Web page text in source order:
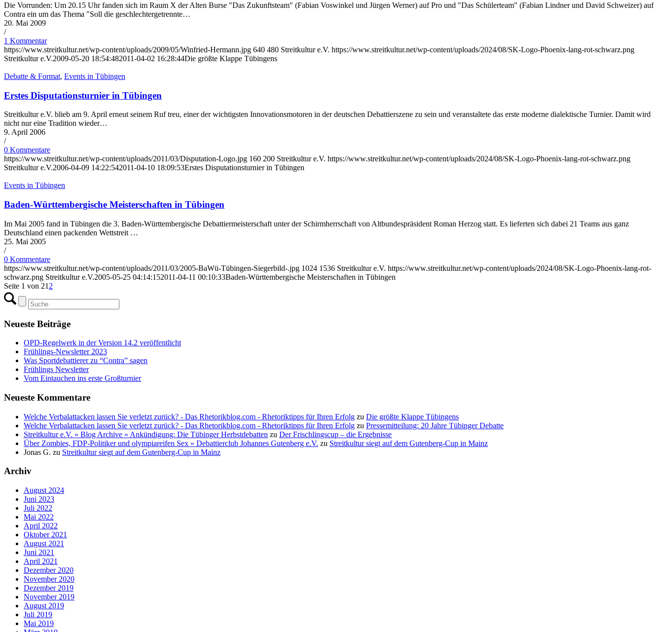
Die Vorrunden: Um 20.15 Uhr fanden sich im Raum X der Alten Burse "Das Zukunftsteam" (Fabian Voswinkel und Jürgen Werner) auf Pro und "Das Schülerteam" (Fabian Lindner und David Schweizer) auf
Contra ein um das Thema "Soll die geschlechtergetrennte…
20. Mai 2009
/
1 Kommentar
https://www.streitkultur.net/wp-content/uploads/2009/05/Winfried-Hermann.jpg 640 480 Streitkultur e.V. https://www.streitkultur.net/wp-content/uploads/2024/08/SK-Logo-Phoenix-lang-rot-schwarz.png
Streitkultur e.V.2009-05-20 18:54:482011-04-02 16:28:44Die größte Klappe Tübingens
Debatte & Format, Events in Tübingen
Erstes Disputationsturnier in Tübingen
Streitkultur e.V. blieb am 9. April erneut seinem Ruf treu, einer der wichtigsten Innovationsmotoren in der deutschen Debattierszene zu sein und veranstaltete das erste moderne dialektische Turnier. Damit wird
nicht nur eine Tradition wieder…
9. April 2006
/
0 Kommentare
https://www.streitkultur.net/wp-content/uploads/2011/03/Disputation-Logo.jpg 160 200 Streitkultur e.V. https://www.streitkultur.net/wp-content/uploads/2024/08/SK-Logo-Phoenix-lang-rot-schwarz.png
Streitkultur e.V.2006-04-09 14:22:542011-04-10 18:09:53Erstes Disputationsturnier in Tübingen
Events in Tübingen
Baden-Württembergische Meisterschaften in Tübingen
Im Mai 2005 fand in Tübingen die 3. Baden-Württembergische Debattiermeisterschaft unter der Schirmherrschaft von Altbundespräsident Roman Herzog statt. Es lieferten sich dabei 21 Teams aus ganz
Deutschland einen packenden Wettstreit …
25. Mai 2005
/
0 Kommentare
https://www.streitkultur.net/wp-content/uploads/2011/03/2005-BaWü-Tübingen-Siegerbild-.jpg 1024 1536 Streitkultur e.V. https://www.streitkultur.net/wp-content/uploads/2024/08/SK-Logo-Phoenix-lang-rot-
schwarz.png Streitkultur e.V.2005-05-25 04:14:152011-04-11 00:10:33Baden-Württembergische Meisterschaften in Tübingen
Seite 1 von 21 2
Neueste Beiträge
OPD-Regelwerk in der Version 14.2 veröffentlicht
Frühlings-Newsletter 2023
Was Sportdebattierer zu “Contra” sagen
Frühlings Newsletter
Vom Eintauchen ins erste Großturnier
Neueste Kommentare
Welche Verbalattacken lassen Sie verletzt zurück? - Das Rhetorikblog.com - Rhetoriktipps für Ihren Erfolg zu Die größte Klappe Tübingens
Welche Verbalattacken lassen Sie verletzt zurück? - Das Rhetorikblog.com - Rhetoriktipps für Ihren Erfolg zu Pressemitteilung: 20 Jahre Tübinger Debatte
Streitkultur e.V. » Blog Archive » Ankündigung: Die Tübinger Herbstdebatten zu Der Frischlingscup – die Ergebnisse
Über Zombies, FDP-Politiker und olympiareifen Sex » Debattierclub Johannes Gutenberg e.V. zu Streitkultur siegt auf dem Gutenberg-Cup in Mainz
Jonas G. zu Streitkultur siegt auf dem Gutenberg-Cup in Mainz
Archiv
August 2024
Juni 2023
Juli 2022
Mai 2022
April 2022
Oktober 2021
August 2021
Juni 2021
April 2021
Dezember 2020
November 2020
Dezember 2019
November 2019
August 2019
Juli 2019
Mai 2019